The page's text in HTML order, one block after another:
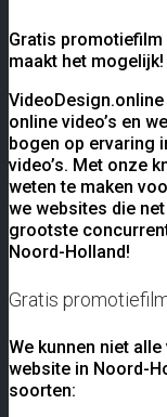
Gratis
maakt het mogelijk!
online video’s en
bogen op ervaring
video’s. Met onze
weten te maken
we websites die
grootste
Noord-Holland!
Gratis
We kunnen niet
website in Noord-
soorten: